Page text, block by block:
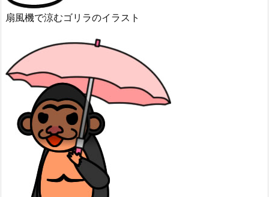
扇風機で涼むゴリラのイラスト